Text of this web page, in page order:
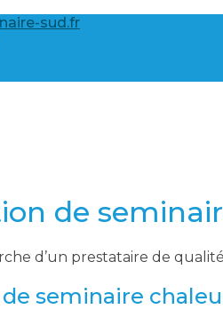
sud.fr
de
d’un prestataire de
seminaire